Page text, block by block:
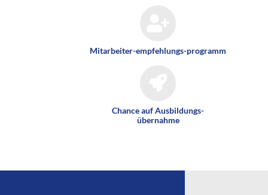
Mitarbeiter-empfehlungs-programm
Chance auf Ausbildungs-
übernahme